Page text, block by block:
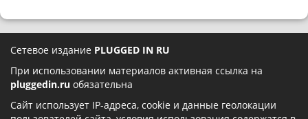
Сетевое издание PLUGGED IN RU
При использовании материалов активная ссылка на
pluggedin.ru обязательна
Сайт использует IP-адреса, cookie и данные геолокации